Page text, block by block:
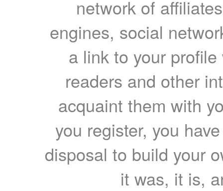
network of
engines, social
a link to your
readers and other
acquaint them with
you register, you
disposal to build your
it was, it is,